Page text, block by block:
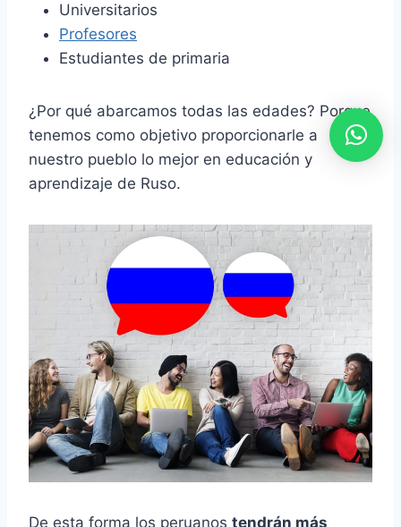
Universitarios
Profesores
Estudiantes de primaria
¿Por qué abarcamos todas las edades? Porque
tenemos como objetivo proporcionarle a
nuestro pueblo lo mejor en educación y
aprendizaje de Ruso.
De esta forma los peruanos tendrán más